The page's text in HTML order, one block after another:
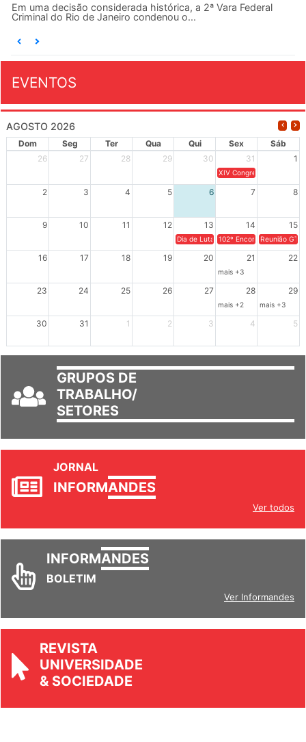
Em uma decisão considerada histórica, a 2ª Vara Federal
Criminal do Rio de Janeiro condenou o...
EVENTOS
AGOSTO 2026
Dom Seg Ter Qua Qui Sex
Sáb
26
27 28 29 30 31 1
XIV Congresso Brasileiro
2 3 4 5 6 7 8
9 10 11 12 13 14 15
Dia de Luta em Defesa de Cuba e da
102º Encontro da
Reunião
16 17 18 19 20 21 22
mais +3
23 24 25 26 27 28 29
mais +2 mais +3
30 31 1 2 3 4 5
GRUPOS DE
TRABALHO/
SETORES
JORNAL
INFORMANDES
Ver todos
INFORMANDES
BOLETIM
Ver Informandes
REVISTA
UNIVERSIDADE
& SOCIEDADE